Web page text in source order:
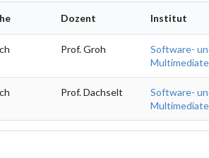
Dozent Institut
Prof. Groh
Software-
Prof. Dachselt
Software-